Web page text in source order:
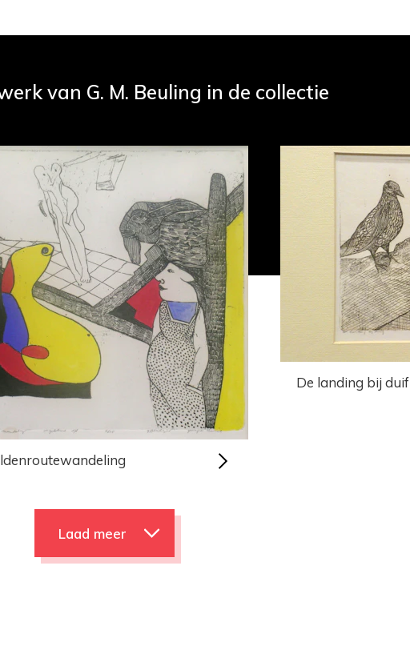
van G. M. Beuling in de collectie
De landing bij duif
Laad meer